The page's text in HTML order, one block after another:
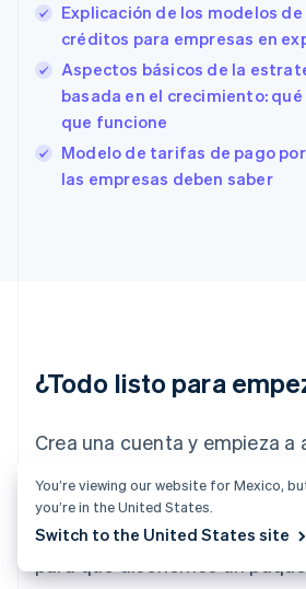
Explicación de los modelos
créditos para empresas en
Aspectos básicos de la
basada en el crecimiento:
que funcione
Modelo de tarifas de pago
las empresas deben saber
¿Todo listo para
Crea una cuenta y empieza a
proporcionar datos bancarios.
puedes ponerte en contacto
EspañolEnglish
Estados Unidos
English Español 简体中文
Estonia
English
Finlandia
EnglishSvenska
Francia
Français
Irlanda
Italia
Japón
日本語English
Letonia
Liechtenstein
You’re viewing our website for Mexico,
you’re in the United States.
Switch to the United States site